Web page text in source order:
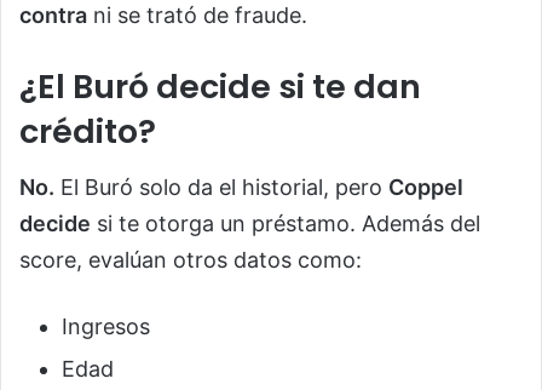
contra ni se trató de fraude.
¿El Buró decide si te dan
crédito?
No. El Buró solo da el historial, pero Coppel
decide si te otorga un préstamo. Además del
score, evalúan otros datos como:
Ingresos
Edad